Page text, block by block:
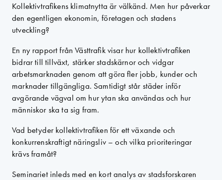
Kollektivtrafikens klimatnytta är välkänd. Men hur påverkar
den egentligen ekonomin, företagen och stadens
utveckling?
En ny rapport från Västtrafik visar hur kollektivtrafiken
bidrar till tillväxt, stärker stadskärnor och vidgar
arbetsmarknaden genom att göra fler jobb, kunder och
marknader tillgängliga. Samtidigt står städer inför
avgörande vägval om hur ytan ska användas och hur
människor ska ta sig fram.
Vad betyder kollektivtrafiken för ett växande och
konkurrenskraftigt näringsliv – och vilka prioriteringar
krävs framåt?
Seminariet inleds med en kort analys av stadsforskaren